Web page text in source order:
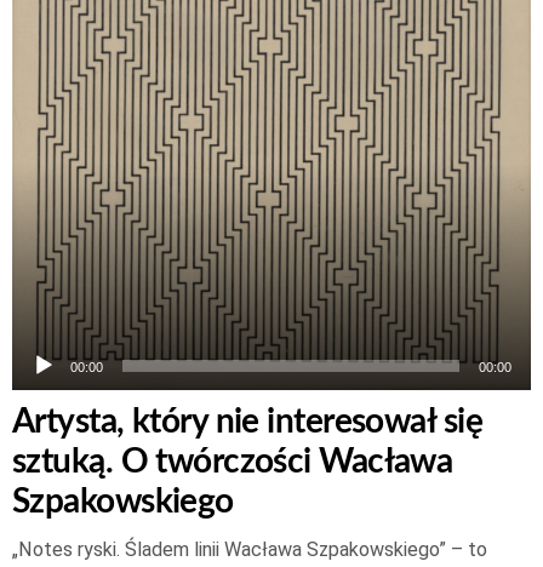
dźwiękowych
00:00 00:00
Artysta, który nie interesował się
sztuką. O twórczości Wacława
Szpakowskiego
„Notes ryski. Śladem linii Wacława Szpakowskiego” – to